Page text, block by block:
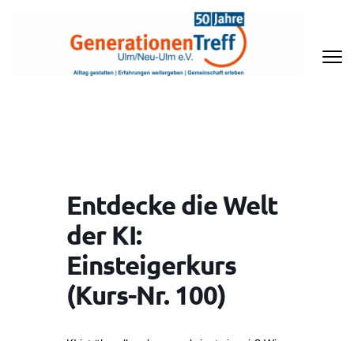
Entdecke die Welt
der KI:
Einsteigerkurs
(Kurs-Nr. 100)